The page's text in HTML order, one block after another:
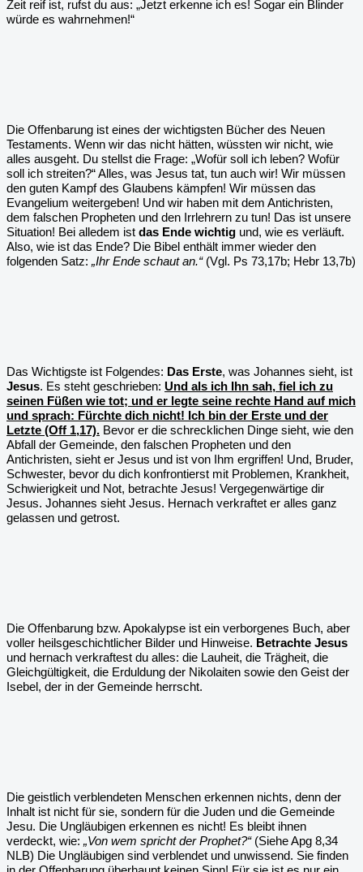
Zeit reif ist, rufst du aus: „Jetzt erkenne ich es! Sogar ein Blinder
würde es wahrnehmen!“
Die Offenbarung ist eines der wichtigsten Bücher des Neuen
Testaments. Wenn wir das nicht hätten, wüssten wir nicht, wie
alles ausgeht. Du stellst die Frage: „Wofür soll ich leben? Wofür
soll ich streiten?“ Alles, was Jesus tat, tun auch wir! Wir müssen
den guten Kampf des Glaubens kämpfen! Wir müssen das
Evangelium weitergeben! Und wir haben mit dem Antichristen,
dem falschen Propheten und den Irrlehrern zu tun! Das ist unsere
Situation! Bei alledem ist das Ende wichtig und, wie es verläuft.
Also, wie ist das Ende? Die Bibel enthält immer wieder den
folgenden Satz: „Ihr Ende schaut an.“(Vgl. Ps 73,17b; Hebr 13,7b)
Das Wichtigste ist Folgendes: Das Erste, was Johannes sieht, ist
Jesus. Es steht geschrieben: Und als ich Ihn sah, fiel ich zu
seinen Füßen wie tot; und er legte seine rechte Hand auf mich
und sprach: Fürchte dich nicht! Ich bin der Erste und der
Letzte (Off 1,17). Bevor er die schrecklichen Dinge sieht, wie den
Abfall der Gemeinde, den falschen Propheten und den
Antichristen, sieht er Jesus und ist von Ihm ergriffen! Und, Bruder,
Schwester, bevor du dich konfrontierst mit Problemen, Krankheit,
Schwierigkeit und Not, betrachte Jesus! Vergegenwärtige dir
Jesus. Johannes sieht Jesus. Hernach verkraftet er alles ganz
gelassen und getrost.
Die Offenbarung bzw. Apokalypse ist ein verborgenes Buch, aber
voller heilsgeschichtlicher Bilder und Hinweise. Betrachte Jesus
und hernach verkraftest du alles: die Lauheit, die Trägheit, die
Gleichgültigkeit, die Erduldung der Nikolaiten sowie den Geist der
Isebel, der in der Gemeinde herrscht.
Die geistlich verblendeten Menschen erkennen nichts, denn der
Inhalt ist nicht für sie, sondern für die Juden und die Gemeinde
Jesu. Die Ungläubigen erkennen es nicht! Es bleibt ihnen
verdeckt, wie: „Von wem spricht der Prophet?“(Siehe Apg 8,34
NLB) Die Ungläubigen sind verblendet und unwissend. Sie finden